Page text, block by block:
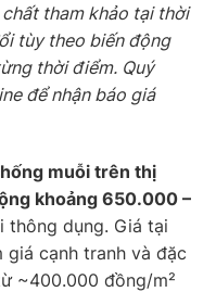
tham khảo tại thời
tùy theo biến động
thời điểm. Quý
để nhận báo giá
muỗi trên thị
khoảng 650.000 –
thông dụng. Giá tại
giá cạnh tranh và đặc
~400.000 đồng/m²